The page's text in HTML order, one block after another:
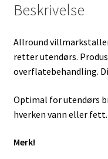
Beskrivelse
Allround
retter utendørs.
overflatebehandling.
Optimal for utendørs
hverken vann eller
Merk!